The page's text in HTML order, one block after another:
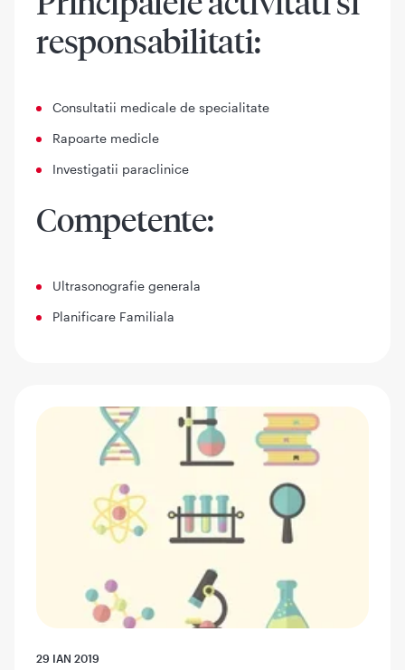
responsabilitati:
Consultatii medicale de specialitate
Rapoarte medicle
Investigatii paraclinice
Competente:
Ultrasonografie generala
Planificare Familiala
29 IAN 2019